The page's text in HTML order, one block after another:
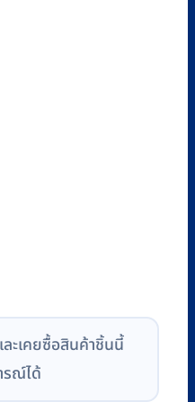
ละเคยซื้อสินค้าชิ้นนี้
รณ์ได้